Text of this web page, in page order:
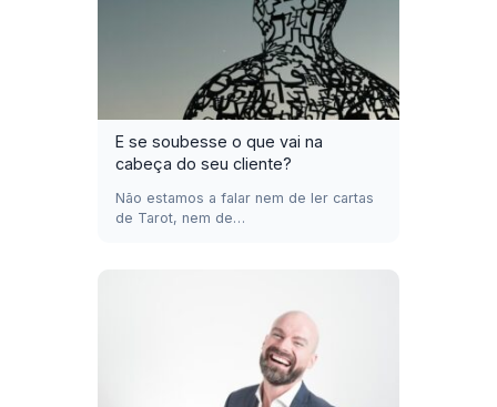
E se soubesse o que vai na
cabeça do seu cliente?
Não estamos a falar nem de ler cartas
de Tarot, nem de…